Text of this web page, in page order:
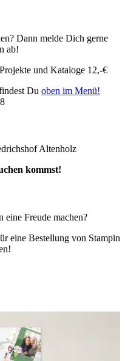
Dann melde Dich gerne
ab!
und Kataloge 12,-€
Du oben im Menü!
Altenholz
kommst!
eine Freude machen?
eine Bestellung von Stampin